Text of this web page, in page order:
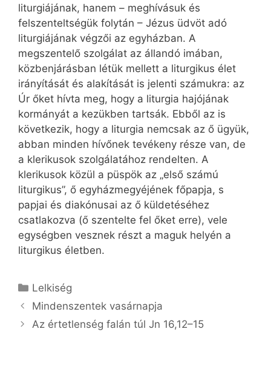
liturgiájának, hanem – meghívásuk és
felszenteltségük folytán – Jézus üdvöt adó
liturgiájának végzői az egyházban. A
megszentelő szolgálat az állandó imában,
közbenjárásban létük mellett a liturgikus élet
irányítását és alakítását is jelenti számukra: az
Úr őket hívta meg, hogy a liturgia hajójának
kormányát a kezükben tartsák. Ebből az is
következik, hogy a liturgia nemcsak az ő ügyük,
abban minden hívőnek tevékeny része van, de
a klerikusok szolgálatához rendelten. A
klerikusok közül a püspök az „első számú
liturgikus”, ő egyházmegyéjének főpapja, s
papjai és diakónusai az ő küldetéséhez
csatlakozva (ő szentelte fel őket erre), vele
egységben vesznek részt a maguk helyén a
liturgikus életben.
Kategória
Lelkiség
Mindenszentek vasárnapja
Az értetlenség falán túl Jn 16,12–15